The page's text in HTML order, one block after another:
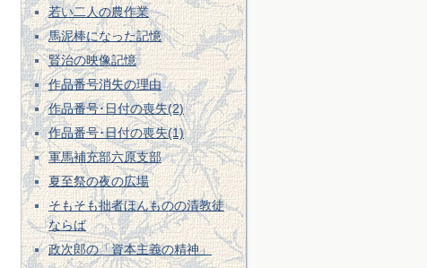
若い二人の農作業
馬泥棒になった記憶
賢治の映像記憶
作品番号消失の理由
作品番号･日付の喪失(2)
作品番号･日付の喪失(1)
軍馬補充部六原支部
夏至祭の夜の広場
そもそも拙者ほんものの清教徒
ならば
政次郎の「資本主義の精神」